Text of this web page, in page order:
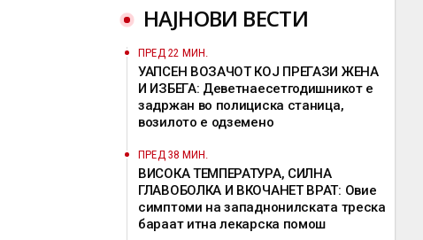
НАЈНОВИ ВЕСТИ
ПРЕД 22 МИН.
УАПСЕН ВОЗАЧОТ КОЈ ПРЕГАЗИ ЖЕНА
И ИЗБЕГА: Деветнаесетгодишникот е
задржан во полициска станица,
возилото е одземено
ПРЕД 38 МИН.
ВИСОКА ТЕМПЕРАТУРА, СИЛНА
ГЛАВОБОЛКА И ВКОЧАНЕТ ВРАТ: Овие
симптоми на западнонилската треска
бараат итна лекарска помош